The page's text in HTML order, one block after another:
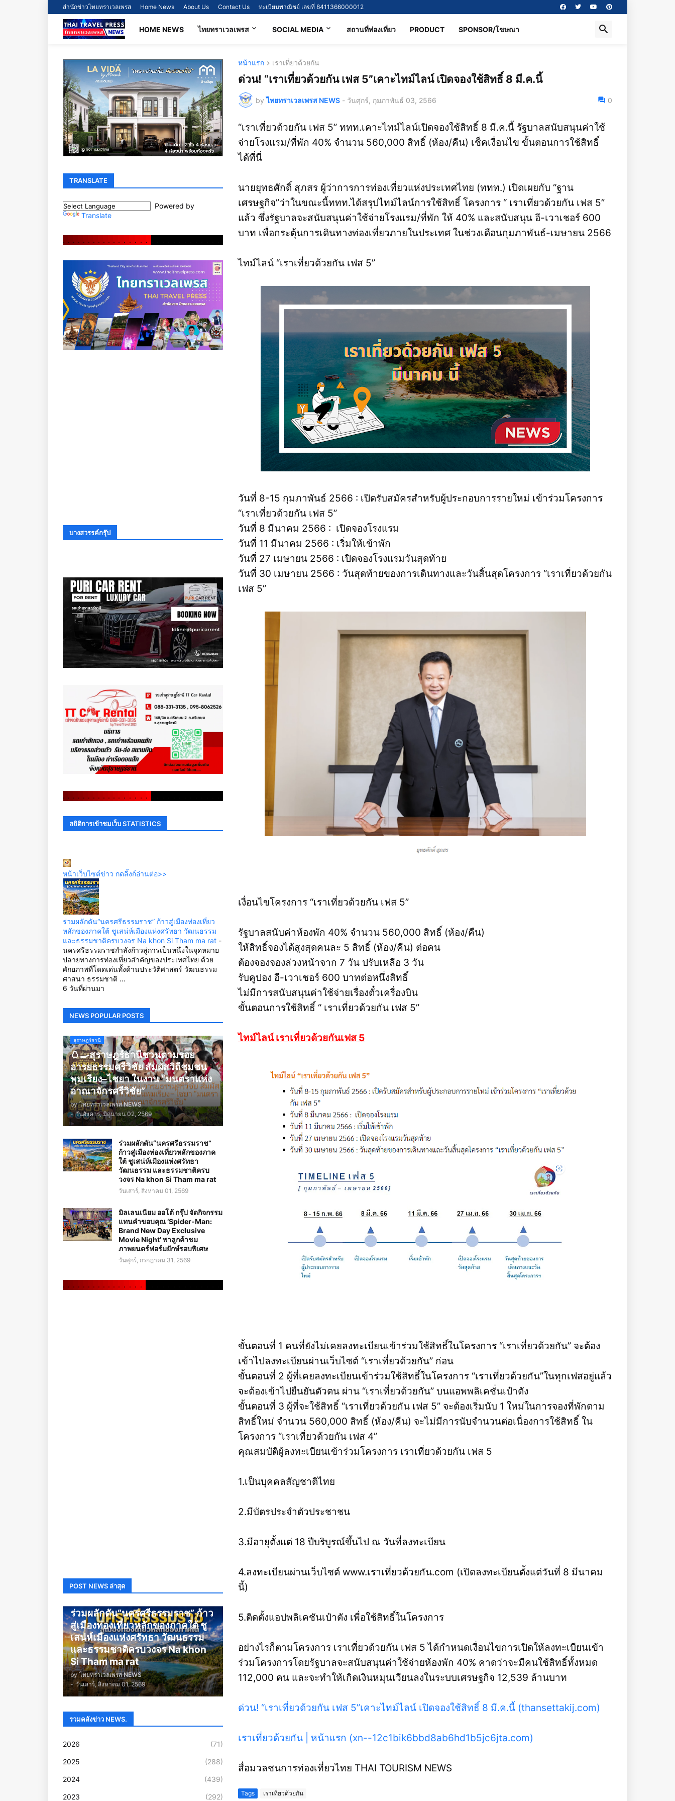
สำนักข่าวไทยทราเวลเพรส Home News About Us Contact Us ทะเบียนพาณิชย์ เลขที่ 8411366000012
HOME NEWS ไทยทราเวลเพรส SOCIAL MEDIA สถานที่ท่องเที่ยว PRODUCT SPONSOR/โฆษณา
หน้าแรก เราเที่ยวด้วยกัน
ด่วน! “เราเที่ยวด้วยกัน เฟส 5”เคาะไทม์ไลน์ เปิดจองใช้สิทธิ์ 8 มี.ค.นี้
by ไทยทราเวลเพรส NEWS - วันศุกร์, กุมภาพันธ์ 03, 2566 0
“เราเที่ยวด้วยกัน เฟส 5” ททท.เคาะไทม์ไลน์เปิดจองใช้สิทธิ์ 8 มี.ค.นี้ รัฐบาลสนับสนุนค่าใช้
จ่ายโรงแรม/ที่พัก 40% จำนวน 560,000 สิทธิ์ (ห้อง/คืน) เช็คเงื่อนไข ขั้นตอนการใช้สิทธิ์
ได้ที่นี่
นายยุทธศักดิ์ สุภสร ผู้ว่าการการท่องเที่ยวแห่งประเทศไทย (ททท.) เปิดเผยกับ “ฐาน
เศรษฐกิจ”ว่าในขณะนี้ททท.ได้สรุปไทม์ไลน์การใช้สิทธิ์ โครงการ “ เราเที่ยวด้วยกัน เฟส 5”
แล้ว ซึ่งรัฐบาลจะสนับสนุนค่าใช้จ่ายโรงแรม/ที่พัก ให้ 40% และสนับสนุน อี-เวาเชอร์ 600
บาท เพื่อกระตุ้นการเดินทางท่องเที่ยวภายในประเทศ ในช่วงเดือนกุมภาพันธ์-เมษายน 2566
ไทม์ไลน์ “เราเที่ยวด้วยกัน เฟส 5”
วันที่ 8-15 กุมภาพันธ์ 2566 : เปิดรับสมัครสำหรับผู้ประกอบการรายใหม่ เข้าร่วมโครงการ
“เราเที่ยวด้วยกัน เฟส 5”
วันที่ 8 มีนาคม 2566 : เปิดจองโรงแรม
วันที่ 11 มีนาคม 2566 : เริ่มให้เข้าพัก
วันที่ 27 เมษายน 2566 : เปิดจองโรงแรมวันสุดท้าย
วันที่ 30 เมษายน 2566 : วันสุดท้ายของการเดินทางและวันสิ้นสุดโครงการ “เราเที่ยวด้วยกัน
เฟส 5”
เงื่อนไขโครงการ “เราเที่ยวด้วยกัน เฟส 5”
รัฐบาลสนับค่าห้องพัก 40% จำนวน 560,000 สิทธิ์ (ห้อง/คืน)
ให้สิทธิ์จองได้สูงสุดคนละ 5 สิทธิ์ (ห้อง/คืน) ต่อคน
ต้องจองจองล่วงหน้าจาก 7 วัน ปรับเหลือ 3 วัน
รับคูปอง อี-เวาเชอร์ 600 บาทต่อหนึ่งสิทธิ์
ไม่มีการสนับสนุนค่าใช้จ่ายเรื่องตั๋วเครื่องบิน
ขั้นตอนการใช้สิทธิ์ “ เราเที่ยวด้วยกัน เฟส 5”
ไทม์ไลน์ เราเที่ยวด้วยกันเฟส 5
ขั้นตอนที่ 1 คนที่ยังไม่เคยลงทะเบียนเข้าร่วมใช้สิทธิ์ในโครงการ “เราเที่ยวด้วยกัน” จะต้อง
เข้าไปลงทะเบียนผ่านเว็บไซต์ “เราเที่ยวด้วยกัน” ก่อน
ขั้นตอนที่ 2 ผู้ที่เคยลงทะเบียนเข้าร่วมใช้สิทธิ์ในโครงการ “เราเที่ยวด้วยกัน”ในทุกเฟสอยู่แล้ว
จะต้องเข้าไปยืนยันตัวตน ผ่าน “เราเที่ยวด้วยกัน” บนแอพพลิเคชั่นเป๋าตัง
ขั้นตอนที่ 3 ผู้ที่จะใช้สิทธิ์ “เราเที่ยวด้วยกัน เฟส 5” จะต้องเริ่มนับ 1 ใหม่ในการจองที่พักตาม
สิทธิ์ใหม่ จำนวน 560,000 สิทธิ์ (ห้อง/คืน) จะไม่มีการนับจำนวนต่อเนื่องการใช้สิทธิ์ ใน
โครงการ “เราเที่ยวด้วยกัน เฟส 4”
คุณสมบัติผู้ลงทะเบียนเข้าร่วมโครงการ เราเที่ยวด้วยกัน เฟส 5
1.เป็นบุคคลสัญชาติไทย
2.มีบัตรประจำตัวประชาชน
3.มีอายุตั้งแต่ 18 ปีบริบูรณ์ขึ้นไป ณ วันที่ลงทะเบียน
4.ลงทะเบียนผ่านเว็บไซต์ www.เราเที่ยวด้วยกัน.com (เปิดลงทะเบียนตั้งแต่วันที่ 8 มีนาคม
นี้)
5.ติดตั้งแอปพลิเคชันเป๋าตัง เพื่อใช้สิทธิ์ในโครงการ
อย่างไรก็ตามโครงการ เราเที่ยวด้วยกัน เฟส 5 ได้กำหนดเงื่อนไขการเปิดให้ลงทะเบียนเข้า
ร่วมโครงการโดยรัฐบาลจะสนับสนุนค่าใช้จ่ายห้องพัก 40% คาดว่าจะมีคนใช้สิทธิ์ทั้งหมด
112,000 คน และจะทำให้เกิดเงินหมุนเวียนลงในระบบเศรษฐกิจ 12,539 ล้านบาท
ด่วน! “เราเที่ยวด้วยกัน เฟส 5”เคาะไทม์ไลน์ เปิดจองใช้สิทธิ์ 8 มี.ค.นี้ (thansettakij.com)
เราเที่ยวด้วยกัน | หน้าแรก (xn--12c1bik6bbd8ab6hd1b5jc6jta.com)
สื่อมวลชนการท่องเที่ยวไทย THAI TOURISM NEWS
Tags เราเที่ยวด้วยกัน
TRANSLATE
Powered by
Translate
. . . . . . . . . . . . . . . . .
บางสวรรค์กรุ๊ป
. . . . . . . . . . . . . . . . .
สถิติการเข้าชมเว็บ STATISTICS
หน้าเว็บไซต์ข่าว กดลิ้งก์อ่านต่อ>>
ร่วมผลักดัน“นครศรีธรรมราช” ก้าวสู่เมืองท่องเที่ยว
หลักของภาคใต้ ชูเสน่ห์เมืองแห่งศรัทธา วัฒนธรรม
และธรรมชาติครบวงจร Na khon Si Tham ma rat -
นครศรีธรรมราชกำลังก้าวสู่การเป็นหนึ่งในจุดหมาย
ปลายทางการท่องเที่ยวสำคัญของประเทศไทย ด้วย
ศักยภาพที่โดดเด่นทั้งด้านประวัติศาสตร์ วัฒนธรรม
ศาสนา ธรรมชาติ ...
6 วันที่ผ่านมา
NEWS POPULAR POSTS
สุราษฎร์ธานี
🥚🍳สุราษฎร์ธานีชวนตามรอย
อารยธรรมศรีวิชัย สัมผัสวิถีชุมชน
พุมเรียง–ไชยา ในงาน “มนตราแห่ง
อาณาจักรศรีวิชัย”
by ไทยทราเวลเพรส NEWS
- วันอังคาร, มิถุนายน 02, 2569
ร่วมผลักดัน“นครศรีธรรมราช”
ก้าวสู่เมืองท่องเที่ยวหลักของภาค
ใต้ ชูเสน่ห์เมืองแห่งศรัทธา
วัฒนธรรม และธรรมชาติครบ
วงจร Na khon Si Tham ma rat
วันเสาร์, สิงหาคม 01, 2569
มิลเลนเนียม ออโต้ กรุ๊ป จัดกิจกรรม
แทนคำขอบคุณ ‘Spider-Man:
Brand New Day Exclusive
Movie Night’ พาลูกค้าชม
ภาพยนตร์ฟอร์มยักษ์รอบพิเศษ
วันศุกร์, กรกฎาคม 31, 2569
. . . . . . . . . . . . . . . .
POST NEWS ล่าสุด
ร่วมผลักดัน“นครศรีธรรมราช” ก้าว
สู่เมืองท่องเที่ยวหลักของภาคใต้ ชู
เสน่ห์เมืองแห่งศรัทธา วัฒนธรรม
และธรรมชาติครบวงจร Na khon
Si Tham ma rat
by ไทยทราเวลเพรส NEWS
- วันเสาร์, สิงหาคม 01, 2569
รวมคลังข่าว NEWS.
2026 (71)
2025 (288)
2024 (439)
2023 (292)